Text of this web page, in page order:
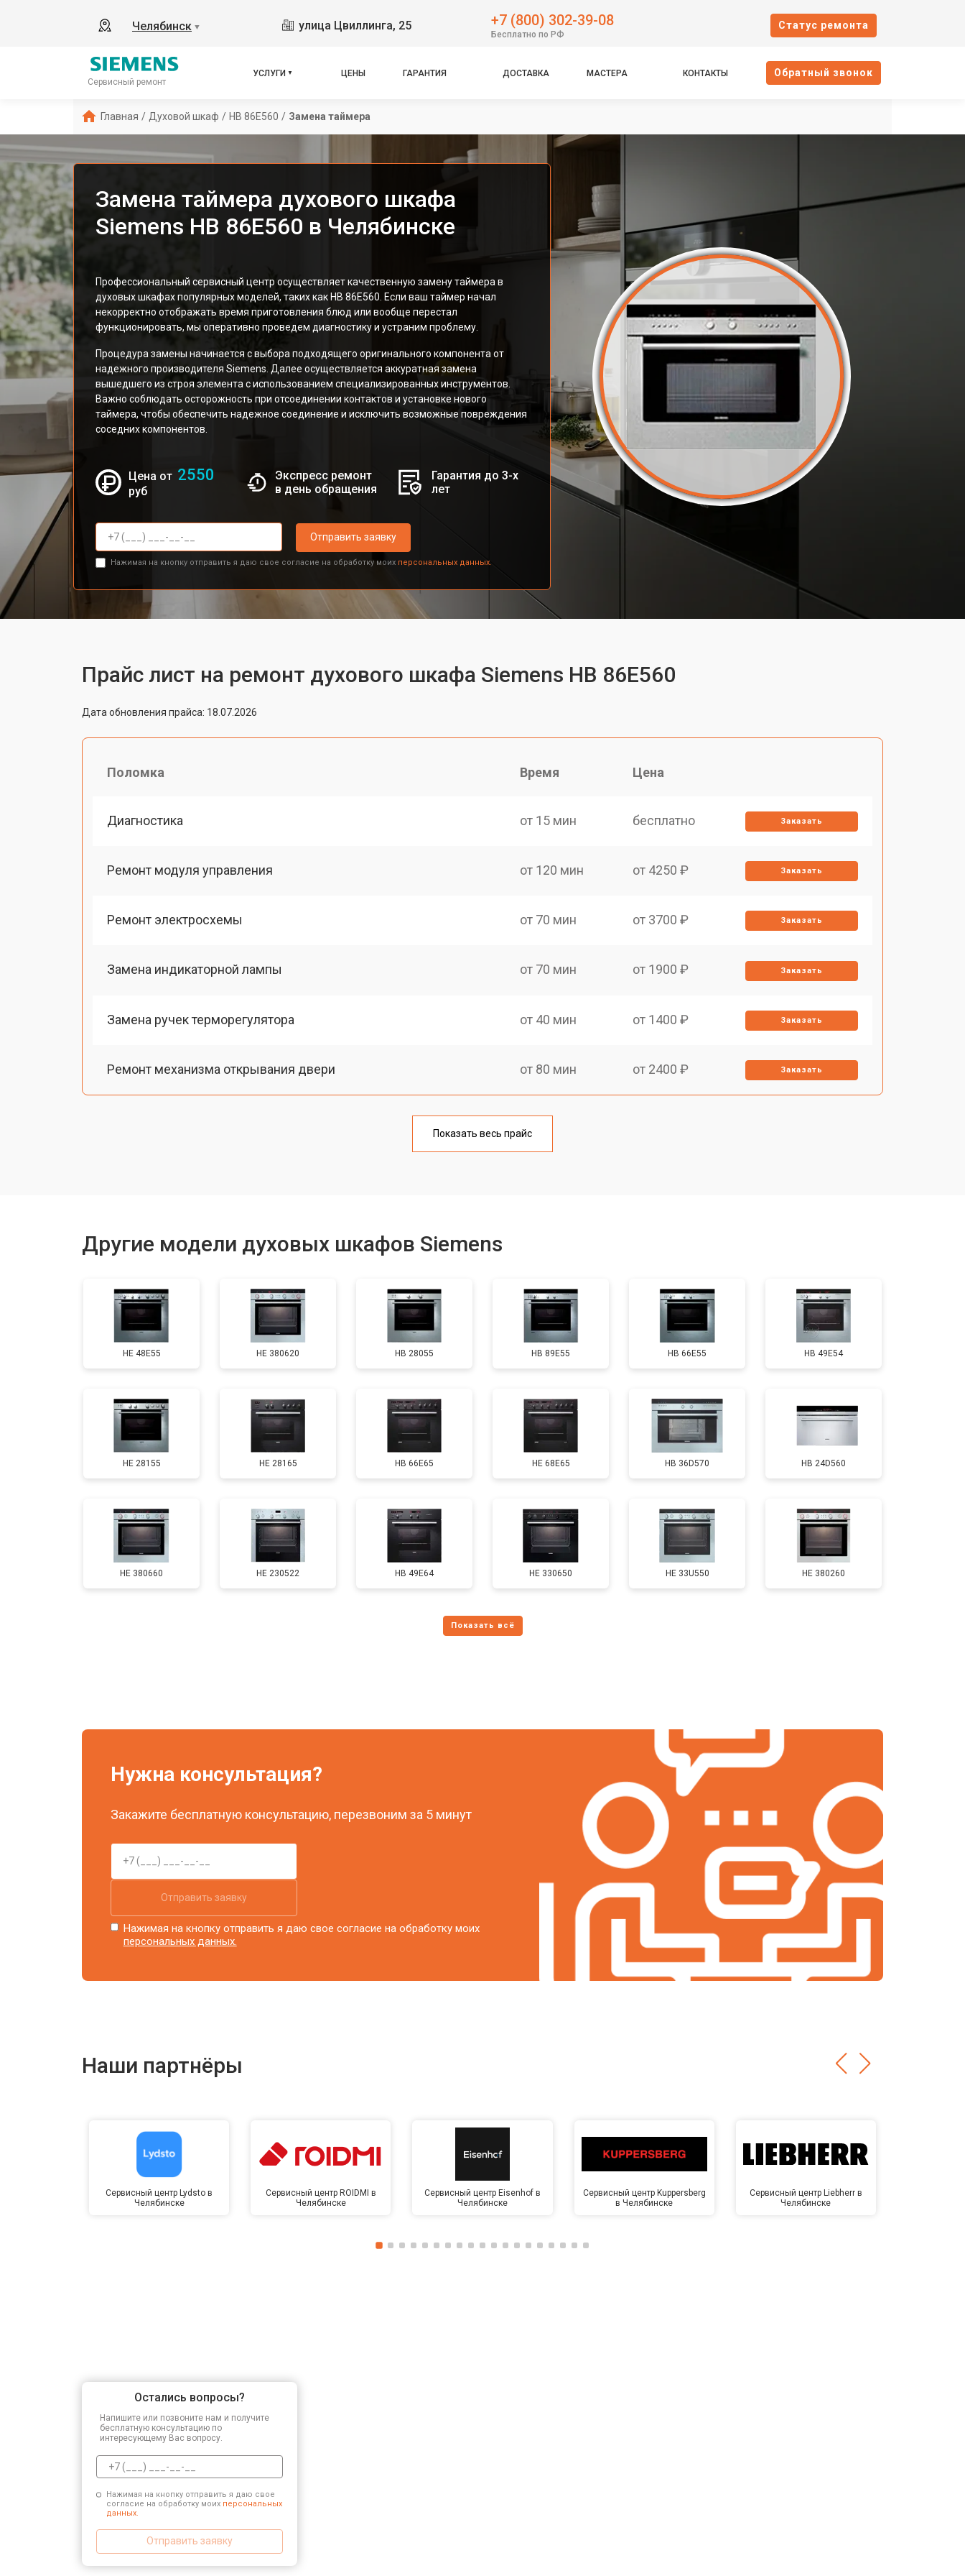
Челябинск ▼ улица Цвиллинга, 25 +7 (800) 302-39-08
Бесплатно по РФ
Cтатус ремонта
Сервисный ремонт
УСЛУГИ ЦЕНЫ ГАРАНТИЯ ДОСТАВКА МАСТЕРА КОНТАКТЫ Oбратный звонок
Главная / Духовой шкаф / HB 86E560 / Замена таймера
Замена таймера духового шкафа
Siemens HB 86E560 в Челябинске
Профессиональный сервисный центр осуществляет качественную замену таймера в
духовых шкафах популярных моделей, таких как HB 86E560. Если ваш таймер начал
некорректно отображать время приготовления блюд или вообще перестал
функционировать, мы оперативно проведем диагностику и устраним проблему.
Процедура замены начинается с выбора подходящего оригинального компонента от
надежного производителя Siemens. Далее осуществляется аккуратная замена
вышедшего из строя элемента с использованием специализированных инструментов.
Важно соблюдать осторожность при отсоединении контактов и установке нового
таймера, чтобы обеспечить надежное соединение и исключить возможные повреждения
соседних компонентов.
Цена от 2550
руб
Экспресс ремонт
в день обращения
Гарантия до 3-х
лет
Отправить заявку
Нажимая на кнопку отправить я даю свое согласие на обработку моих персональных данных.
Прайс лист на ремонт духового шкафа Siemens HB 86E560
Дата обновления прайса: 18.07.2026
Поломка Время Цена
Диагностика от 15 мин бесплатно Заказать
Ремонт модуля управления от 120 мин от 4250 ₽ Заказать
Ремонт электросхемы от 70 мин от 3700 ₽ Заказать
Замена индикаторной лампы от 70 мин от 1900 ₽ Заказать
Замена ручек терморегулятора от 40 мин от 1400 ₽ Заказать
Ремонт механизма открывания двери от 80 мин от 2400 ₽ Заказать
от 60 мин
Показать весь прайс
Другие модели духовых шкафов Siemens
HE 48E55 HE 380620 HB 28055 HB 89E55 HB 66E55 HB 49E54
HE 28155 HE 28165 HB 66E65 HE 68E65 HB 36D570 HB 24D560
HE 380660 HE 230522 HB 49E64 HE 330650 HE 33U550 HE 380260
Нужна консультация?
Закажите бесплатную консультацию, перезвоним за 5 минут
Отправить заявку
Нажимая на кнопку отправить я даю свое согласие на обработку моих
персональных данных.
Наши партнёры
Сервисный центр Lydsto в
Челябинске
Сервисный центр ROIDMI в
Челябинске
Сервисный центр Eisenhof в
Челябинске
Сервисный центр Kuppersberg
в Челябинске
Сервисный центр Liebherr в
Челябинске
Остались вопросы?
Напишите или позвоните нам и получите
бесплатную консультацию по
интересующему Вас вопросу.
Нажимая на кнопку отправить я даю свое
согласие на обработку моих персональных
данных.
Отправить заявку